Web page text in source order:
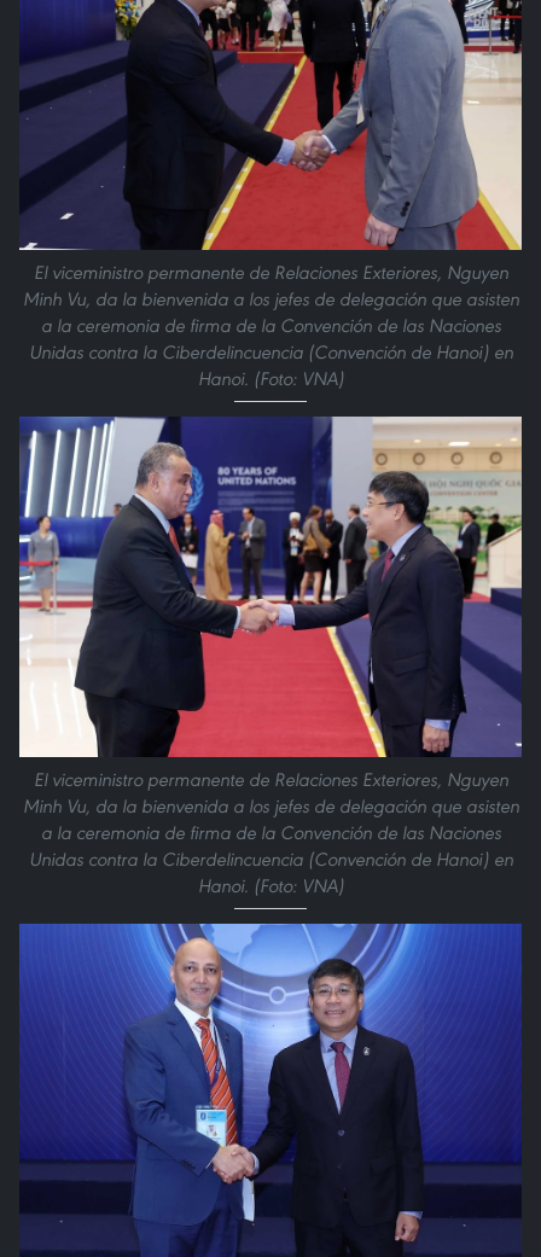
El viceministro permanente de Relaciones Exteriores, Nguyen
Minh Vu, da la bienvenida a los jefes de delegación que asisten
a la ceremonia de firma de la Convención de las Naciones
Unidas contra la Ciberdelincuencia (Convención de Hanoi) en
Hanoi. (Foto: VNA)
El viceministro permanente de Relaciones Exteriores, Nguyen
Minh Vu, da la bienvenida a los jefes de delegación que asisten
a la ceremonia de firma de la Convención de las Naciones
Unidas contra la Ciberdelincuencia (Convención de Hanoi) en
Hanoi. (Foto: VNA)